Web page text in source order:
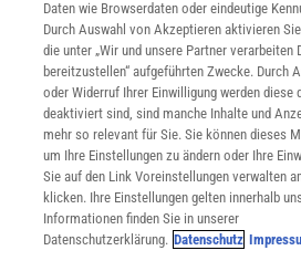
Für Spektrum schreiben
Zugänglichkeitserklärung
WEBSEITEN
KielSCN
Wissenschaft in die Schulen
SciLogs
Uns finden Sie auch hier:
Daten wie Browserdaten oder eindeutige
Durch Auswahl von Akzeptieren aktivieren
die unter „Wir und unsere Partner verarbeiten
bereitzustellen“ aufgeführten Zwecke. Durch
oder Widerruf Ihrer Einwilligung werden diese
deaktiviert sind, sind manche Inhalte und
mehr so relevant für Sie. Sie können dieses
um Ihre Einstellungen zu ändern oder Ihre
Sie auf den Link Voreinstellungen verwalten
klicken. Ihre Einstellungen gelten innerhalb
Informationen finden Sie in unserer
Datenschutzerklärung. Datenschutz